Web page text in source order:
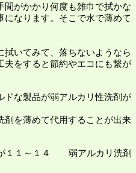
間がかかり何度も雑巾で拭かな
なります。そこで水で薄めて
いてみて、落ちないようなら
夫をすると節約やエコにも繋が
ドな製品が弱アルカリ性洗剤が
剤を薄めて代用することが出来
１１～１４ 弱アルカリ洗剤